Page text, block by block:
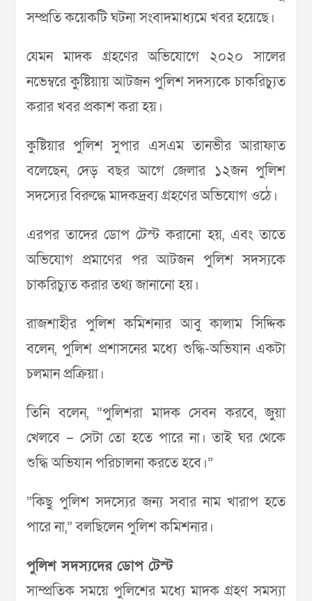
সম্প্রতি কয়েকটি ঘটনা সংবাদমাধ্যমে খবর হয়েছে।
যেমন মাদক গ্রহণের অভিযোগে ২০২০ সালের
নভেম্বরে কুষ্টিয়ায় আটজন পুলিশ সদস্যকে চাকরিচ্যুত
করার খবর প্রকাশ করা হয়।
কুষ্টিয়ার পুলিশ সুপার এসএম তানভীর আরাফাত
বলেছেন, দেড় বছর আগে জেলার ১২জন পুলিশ
সদস্যের বিরুদ্ধে মাদকদ্রব্য গ্রহণের অভিযোগ ওঠে।
এরপর তাদের ডোপ টেস্ট করানো হয়, এবং তাতে
অভিযোগ প্রমাণের পর আটজন পুলিশ সদস্যকে
চাকরিচ্যুত করার তথ্য জানানো হয়।
রাজশাহীর পুলিশ কমিশনার আবু কালাম সিদ্দিক
বলেন, পুলিশ প্রশাসনের মধ্যে শুদ্ধি-অভিযান একটা
চলমান প্রক্রিয়া।
তিনি বলেন, “পুলিশরা মাদক সেবন করবে, জুয়া
খেলবে – সেটা তো হতে পারে না। তাই ঘর থেকে
শুদ্ধি অভিযান পরিচালনা করতে হবে।”
“কিছু পুলিশ সদস্যের জন্য সবার নাম খারাপ হতে
পারে না,” বলছিলেন পুলিশ কমিশনার।
পুলিশ সদস্যদের ডোপ টেস্ট
সাম্প্রতিক সময়ে পুলিশের মধ্যে মাদক গ্রহণ সমস্যা